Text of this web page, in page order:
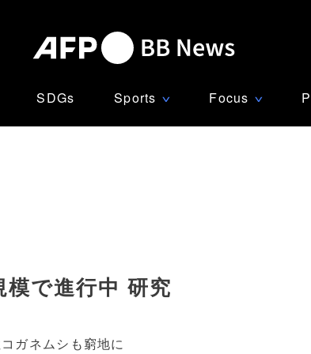
SDGs Sports ∨ Focus ∨
模で進行中 研究
ガネムシも窮地に